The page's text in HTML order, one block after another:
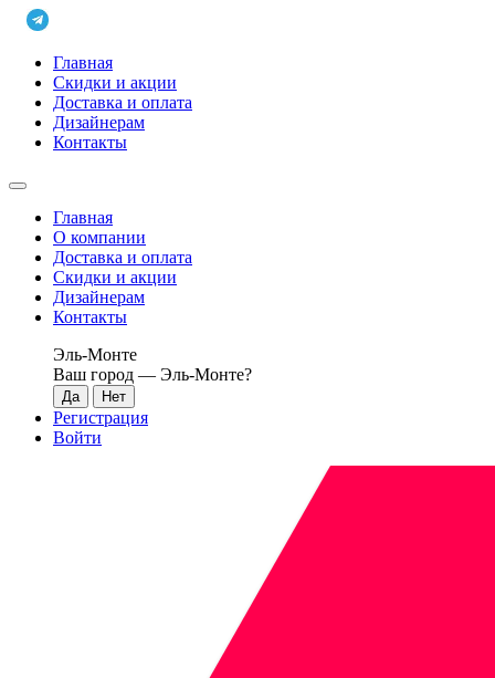
Главная
Скидки и акции
Доставка и оплата
Дизайнерам
Контакты
Главная
О компании
Доставка и оплата
Скидки и акции
Дизайнерам
Контакты
Эль-Монте
Ваш город — Эль-Монте?
Регистрация
Войти